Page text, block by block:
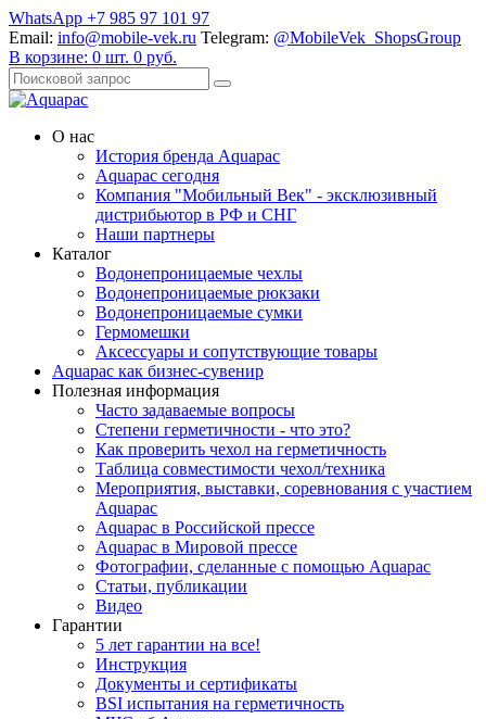
WhatsApp +7 985 97 101 97
Email: info@mobile-vek.ru Telegram: @MobileVek_ShopsGroup
В корзине: 0 шт. 0 руб.
О нас
История бренда Aquapac
Aquapac cегодня
Компания "Мобильный Век" - эксклюзивный
дистрибьютор в РФ и СНГ
Наши партнеры
Каталог
Водонепроницаемые чехлы
Водонепроницаемые рюкзаки
Водонепроницаемые сумки
Гермомешки
Аксессуары и сопутствующие товары
Aquapac как бизнес-сувенир
Полезная информация
Часто задаваемые вопросы
Степени герметичности - что это?
Как проверить чехол на герметичность
Таблица совместимости чехол/техника
Мероприятия, выставки, соревнования с участием
Aquapac
Aquapac в Российской прессе
Aquapac в Мировой прессе
Фотографии, сделанные с помощью Aquapac
Статьи, публикации
Видео
Гарантии
5 лет гарантии на все!
Инструкция
Документы и сертификаты
BSI испытания на герметичность